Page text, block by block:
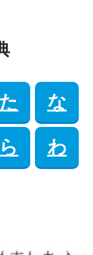
た な
ら わ